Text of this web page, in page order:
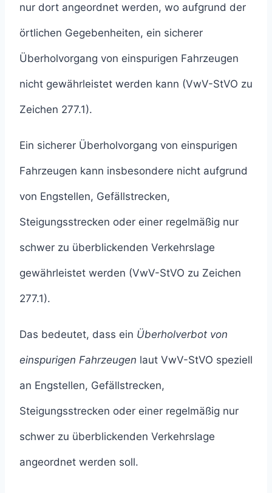
nur dort angeordnet werden, wo aufgrund der
örtlichen Gegebenheiten, ein sicherer
Überholvorgang von einspurigen Fahrzeugen
nicht gewährleistet werden kann (VwV-StVO zu
Zeichen 277.1).
Ein sicherer Überholvorgang von einspurigen
Fahrzeugen kann insbesondere nicht aufgrund
von Engstellen, Gefällstrecken,
Steigungsstrecken oder einer regelmäßig nur
schwer zu überblickenden Verkehrslage
gewährleistet werden (VwV-StVO zu Zeichen
277.1).
Das bedeutet, dass ein Überholverbot von
einspurigen Fahrzeugen laut VwV-StVO speziell
an Engstellen, Gefällstrecken,
Steigungsstrecken oder einer regelmäßig nur
schwer zu überblickenden Verkehrslage
angeordnet werden soll.